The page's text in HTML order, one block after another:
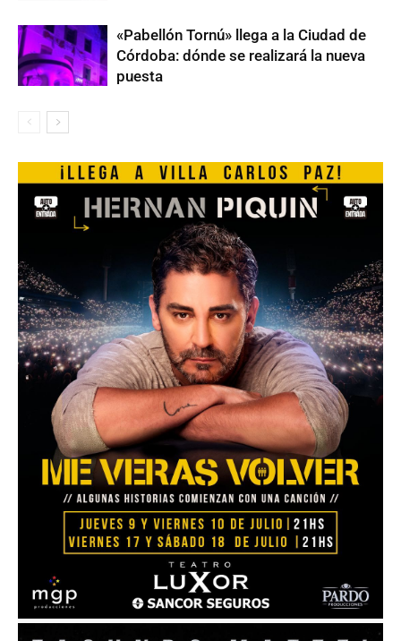
«Pabellón Tornú» llega a la Ciudad de
Córdoba: dónde se realizará la nueva
puesta